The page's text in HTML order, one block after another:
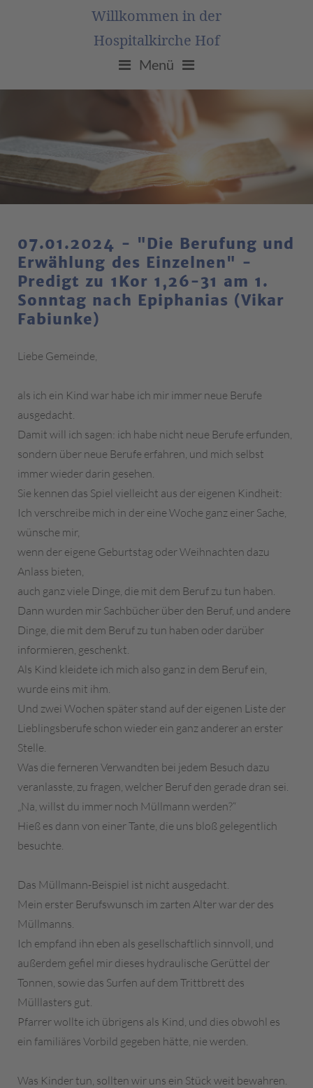
Willkommen in der
Hospitalkirche Hof
Menü
07.01.2024 - "Die Berufung und
Erwählung des Einzelnen" -
Predigt zu 1Kor 1,26-31 am 1.
Sonntag nach Epiphanias (Vikar
Fabiunke)
Liebe Gemeinde,
als ich ein Kind war habe ich mir immer neue Berufe
ausgedacht.
Damit will ich sagen: ich habe nicht neue Berufe erfunden,
sondern über neue Berufe erfahren, und mich selbst
immer wieder darin gesehen.
Sie kennen das Spiel vielleicht aus der eigenen Kindheit:
Ich verschreibe mich in der eine Woche ganz einer Sache,
wünsche mir,
wenn der eigene Geburtstag oder Weihnachten dazu
Anlass bieten,
auch ganz viele Dinge, die mit dem Beruf zu tun haben.
Dann wurden mir Sachbücher über den Beruf, und andere
Dinge, die mit dem Beruf zu tun haben oder darüber
informieren, geschenkt.
Als Kind kleidete ich mich also ganz in dem Beruf ein,
wurde eins mit ihm.
Und zwei Wochen später stand auf der eigenen Liste der
Lieblingsberufe schon wieder ein ganz anderer an erster
Stelle.
Was die ferneren Verwandten bei jedem Besuch dazu
veranlasste, zu fragen, welcher Beruf den gerade dran sei.
„Na, willst du immer noch Müllmann werden?“
Hieß es dann von einer Tante, die uns bloß gelegentlich
besuchte.
Das Müllmann-Beispiel ist nicht ausgedacht.
Mein erster Berufswunsch im zarten Alter war der des
Müllmanns.
Ich empfand ihn eben als gesellschaftlich sinnvoll, und
außerdem gefiel mir dieses hydraulische Gerüttel der
Tonnen, sowie das Surfen auf dem Trittbrett des
Mülllasters gut.
Pfarrer wollte ich übrigens als Kind, und dies obwohl es
ein familiäres Vorbild gegeben hätte, nie werden.
Was Kinder tun, sollten wir uns ein Stück weit bewahren.